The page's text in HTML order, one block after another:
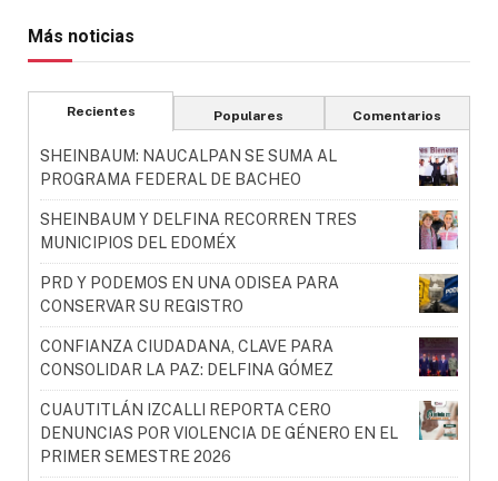
Más noticias
Recientes Populares Comentarios
SHEINBAUM: NAUCALPAN SE SUMA AL
PROGRAMA FEDERAL DE BACHEO
SHEINBAUM Y DELFINA RECORREN TRES
MUNICIPIOS DEL EDOMÉX
PRD Y PODEMOS EN UNA ODISEA PARA
CONSERVAR SU REGISTRO
CONFIANZA CIUDADANA, CLAVE PARA
CONSOLIDAR LA PAZ: DELFINA GÓMEZ
CUAUTITLÁN IZCALLI REPORTA CERO
DENUNCIAS POR VIOLENCIA DE GÉNERO EN EL
PRIMER SEMESTRE 2026